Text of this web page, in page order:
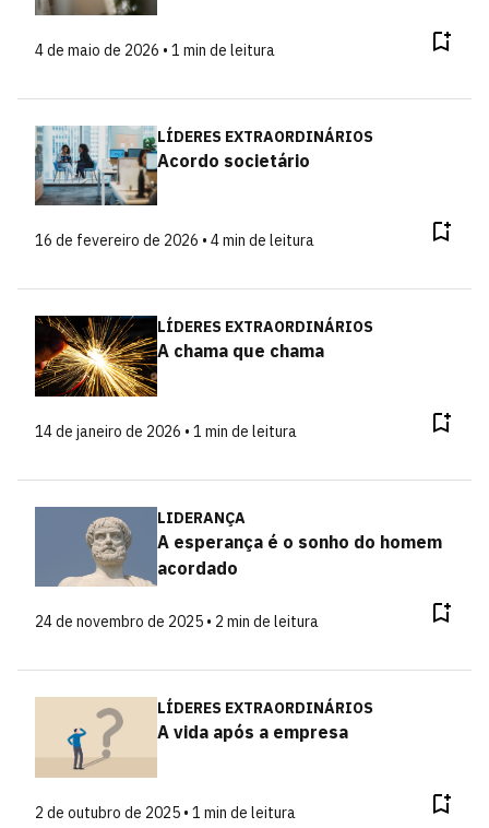
4 de maio de 2026 • 1 min de leitura
LÍDERES EXTRAORDINÁRIOS
Acordo societário
16 de fevereiro de 2026 • 4 min de leitura
LÍDERES EXTRAORDINÁRIOS
A chama que chama
14 de janeiro de 2026 • 1 min de leitura
LIDERANÇA
A esperança é o sonho do homem
acordado
24 de novembro de 2025 • 2 min de leitura
LÍDERES EXTRAORDINÁRIOS
A vida após a empresa
2 de outubro de 2025 • 1 min de leitura